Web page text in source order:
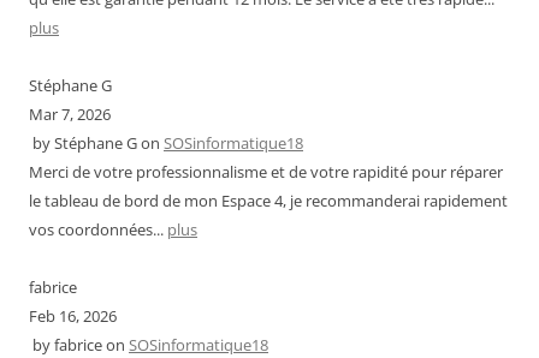
plus
Stéphane G
Mar 7, 2026
byStéphane Gon SOSinformatique18
Merci de votre professionnalisme et de votre rapidité pour réparer
le tableau de bord de mon Espace 4, je recommanderai rapidement
vos coordonnées... plus
fabrice
Feb 16, 2026
byfabriceon SOSinformatique18